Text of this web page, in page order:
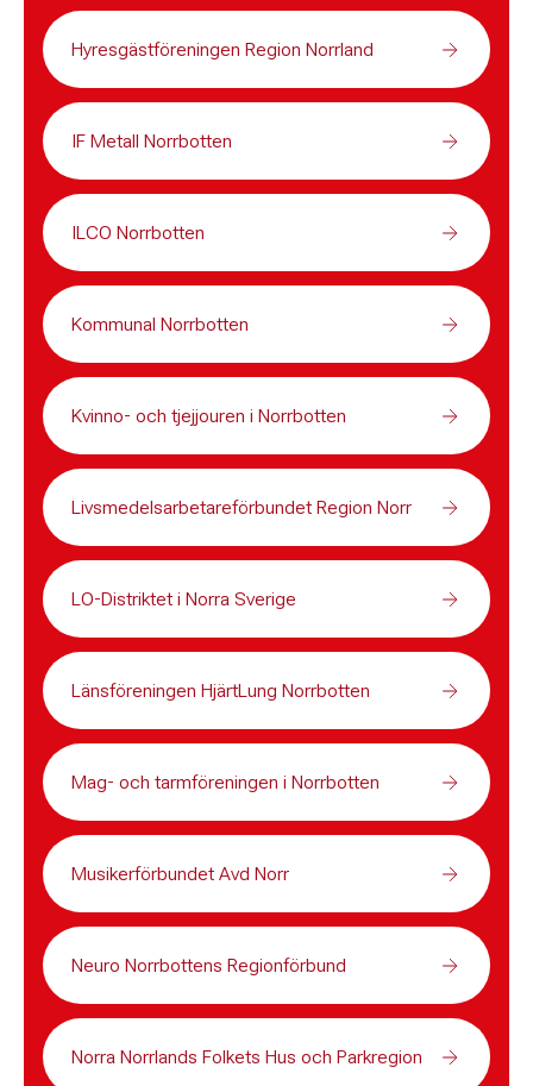
Hyresgästföreningen Region Norrland
IF Metall Norrbotten
ILCO Norrbotten
Kommunal Norrbotten
Kvinno- och tjejjouren i Norrbotten
Livsmedelsarbetareförbundet Region Norr
LO-Distriktet i Norra Sverige
Länsföreningen HjärtLung Norrbotten
Mag- och tarmföreningen i Norrbotten
Musikerförbundet Avd Norr
Neuro Norrbottens Regionförbund
Norra Norrlands Folkets Hus och Parkregion